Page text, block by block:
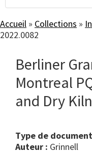
Accueil » Collections »
2022.0082
Berliner
Montreal
and Dry
Type de
Auteur : Grinnell